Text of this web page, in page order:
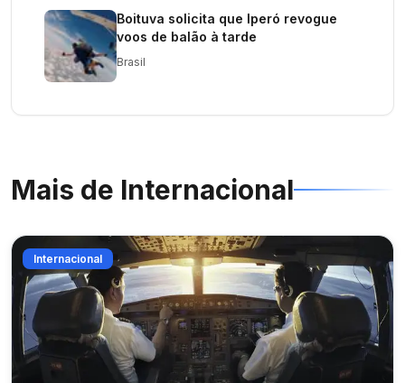
Boituva solicita que Iperó revogue
voos de balão à tarde
Brasil
Mais de Internacional
Internacional